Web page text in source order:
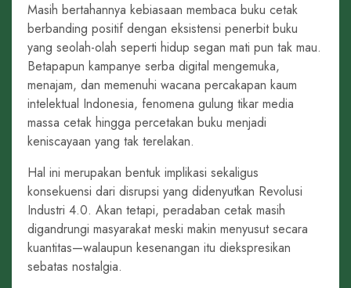
Masih bertahannya kebiasaan membaca buku cetak
berbanding positif dengan eksistensi penerbit buku
yang seolah-olah seperti hidup segan mati pun tak mau.
Betapapun kampanye serba digital mengemuka,
menajam, dan memenuhi wacana percakapan kaum
intelektual Indonesia, fenomena gulung tikar media
massa cetak hingga percetakan buku menjadi
keniscayaan yang tak terelakan.
Hal ini merupakan bentuk implikasi sekaligus
konsekuensi dari disrupsi yang didenyutkan Revolusi
Industri 4.0. Akan tetapi, peradaban cetak masih
digandrungi masyarakat meski makin menyusut secara
kuantitas—walaupun kesenangan itu diekspresikan
sebatas nostalgia.